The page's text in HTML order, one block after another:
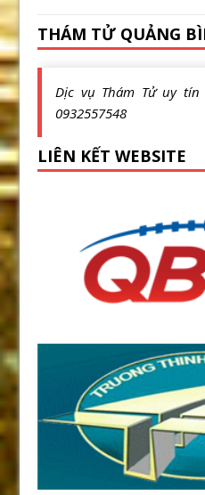
THÁM TỬ QUẢNG
Dịc vụ Thám Tử uy
0932557548
LIÊN KẾT WEBSITE